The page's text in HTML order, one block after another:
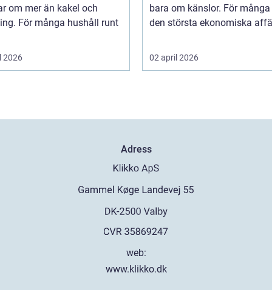
om mer än kakel och
För många hushåll runt
2026
bara om känslor. För
den största ekonomiska
02 april 2026
Adress
web:
www.klikko.dk